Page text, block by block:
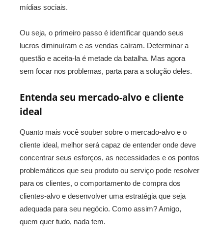
mídias sociais.
Ou seja, o primeiro passo é identificar quando seus
lucros diminuíram e as vendas caíram. Determinar a
questão e aceita-la é metade da batalha. Mas agora
sem focar nos problemas, parta para a solução deles.
Entenda seu mercado-alvo e cliente
ideal
Quanto mais você souber sobre o mercado-alvo e o
cliente ideal, melhor será capaz de entender onde deve
concentrar seus esforços, as necessidades e os pontos
problemáticos que seu produto ou serviço pode resolver
para os clientes, o comportamento de compra dos
clientes-alvo e desenvolver uma estratégia que seja
adequada para seu negócio. Como assim? Amigo,
quem quer tudo, nada tem.